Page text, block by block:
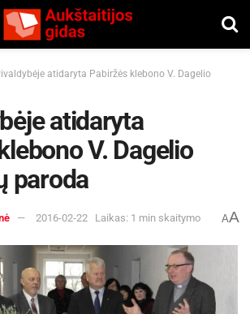
atidaryta Pabiržės klebono V. Dagelio
atidaryta
V. Dagelio
paroda
2016-02-22 Laikas: 1 min skaitymo AA